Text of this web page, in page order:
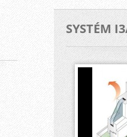
SYSTÉM